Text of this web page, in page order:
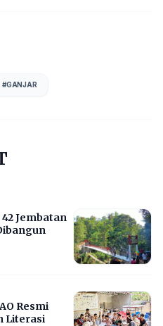
#GANJAR
Jembatan
Resmi
Literasi